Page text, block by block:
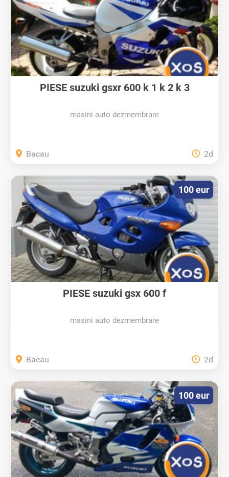
PIESE suzuki gsxr 600 k 1 k 2 k 3
masini auto dezmembrare
Bacau 2d
PIESE suzuki gsx 600 f
masini auto dezmembrare
100 eur
Bacau 2d
100 eur